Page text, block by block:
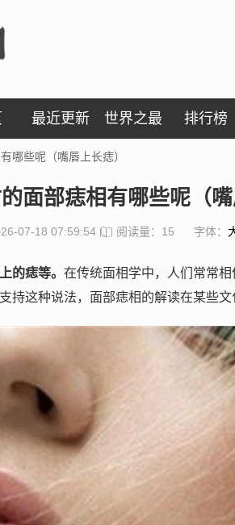
最近更新 世界之最 排行榜
哪些呢（嘴唇上长痣）
面部痣相有哪些呢（嘴
07-18 07:59:54 阅读量：15 字体：
的痣等。 在传统面相学中，人们常常相
持这种说法，面部痣相的解读在某些文